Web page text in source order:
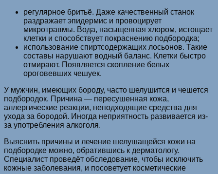
регулярное бритьё. Даже качественный станок
раздражает эпидермис и провоцирует
микротравмы. Вода, насыщенная хлором, истощает
клетки и способствует покраснению подбородка;
использование спиртсодержащих лосьонов. Такие
составы нарушают водный баланс. Клетки быстро
отмирают. Появляется скопление белых
ороговевших чешуек.
У мужчин, имеющих бороду, часто шелушится и чешется
подбородок. Причина — пересушенная кожа,
аллергические реакции, неподходящие средства для
ухода за бородой. Иногда неприятность развивается из-
за употребления алкоголя.
Выяснить причины и лечение шелушащейся кожи на
подбородке можно, обратившись к дерматологу.
Специалист проведёт обследование, чтобы исключить
кожные заболевания, и посоветует косметические